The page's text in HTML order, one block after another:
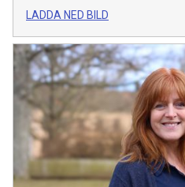
LADDA NED BILD